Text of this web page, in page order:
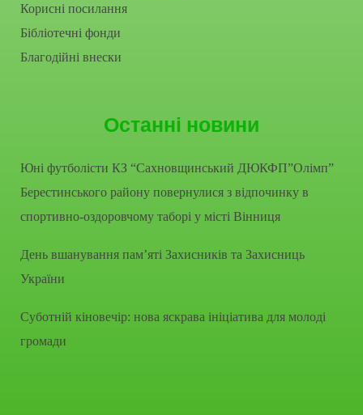
Корисні посилання
Бібліотечні фонди
Благодійні внески
Останні новини
Юні футболісти КЗ “Сахновщинський ДЮКФП”Олімп”
Берестинського району повернулися з відпочинку в
спортивно-оздоровчому таборі у місті Вінниця
День вшанування пам’яті Захисників та Захисниць
України
Суботній кіновечір: нова яскрава ініціатива для молоді
громади